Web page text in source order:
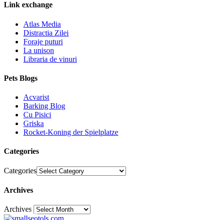
Link exchange
Atlas Media
Distractia Zilei
Foraje puturi
La unison
Libraria de vinuri
Pets Blogs
Acvarist
Barking Blog
Cu Pisici
Griska
Rocket-Koning der Spielplatze
Categories
Categories
Archives
Archives30